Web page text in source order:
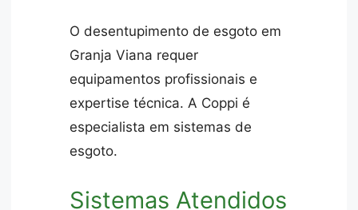
O desentupimento de esgoto em
Granja Viana requer
equipamentos profissionais e
expertise técnica. A Coppi é
especialista em sistemas de
esgoto.
Sistemas Atendidos